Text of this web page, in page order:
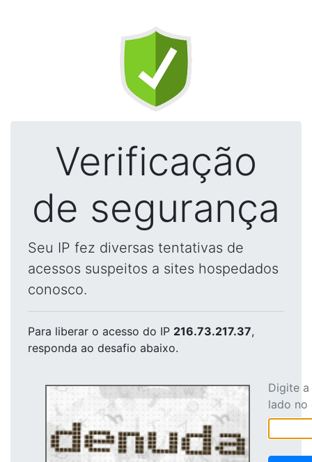
Verificação
de segurança
Seu IP fez diversas tentativas de
acessos suspeitos a sites hospedados
conosco.
Para liberar o acesso do IP 216.73.217.37,
responda ao desafio abaixo.
Digite
lado no